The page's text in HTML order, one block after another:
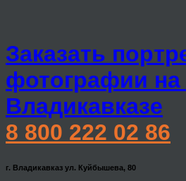
Заказать
фотографии на
Владикавказе
8 800 222 02 86
г. Владикавказ ул. Куйбышева, 80